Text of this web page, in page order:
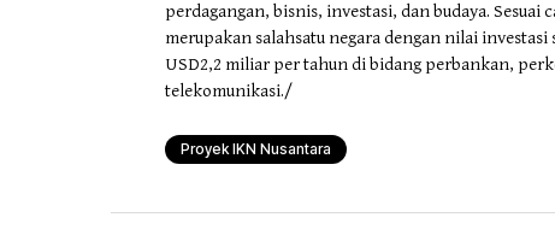
perdagangan, bisnis, investasi, dan budaya. Sesuai
merupakan salahsatu negara dengan nilai
USD2,2 miliar per tahun di bidang perbankan,
telekomunikasi./
Proyek IKN Nusantara